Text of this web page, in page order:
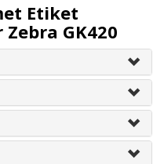
Etiket
GK420